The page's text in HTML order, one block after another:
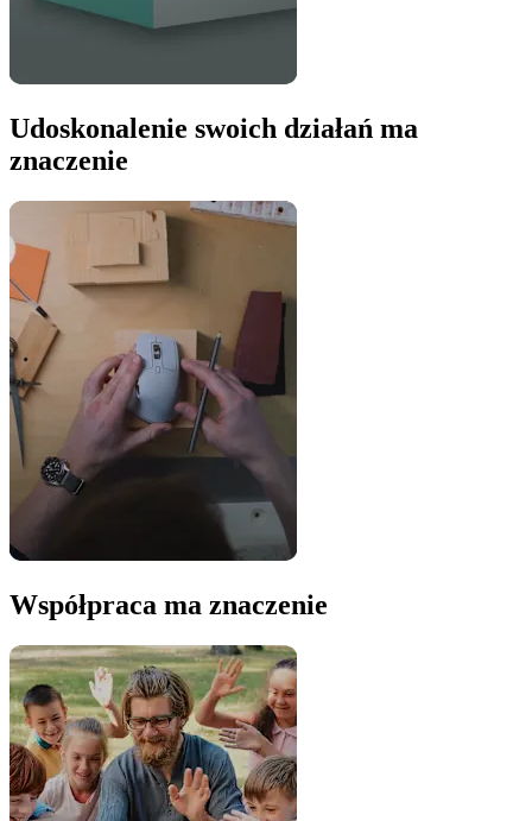
Udoskonalenie swoich działań ma
znaczenie
Współpraca ma znaczenie